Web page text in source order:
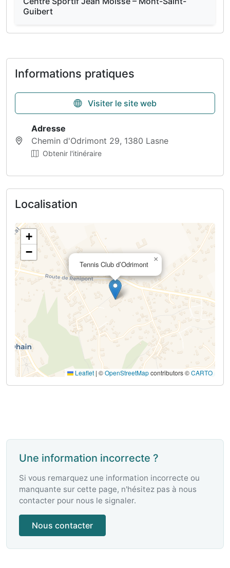
Guibert
Informations pratiques
Visiter le site web
Adresse
Chemin d'Odrimont 29, 1380 Lasne
Obtenir l'itinéraire
Localisation
Tennis Club d’Odrimont
×
+
−
Leaflet | ©OpenStreetMapcontributors ©CARTO
Une information incorrecte ?
Si vous remarquez une information incorrecte ou
manquante sur cette page, n'hésitez pas à nous
contacter pour nous le signaler.
Nous contacter